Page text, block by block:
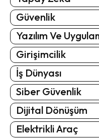
Güvenlik
Yazılım Ve
Girişimcilik
İş Dünyası
Siber Güvenlik
Dijital Dönüşüm
Elektrikli Araç